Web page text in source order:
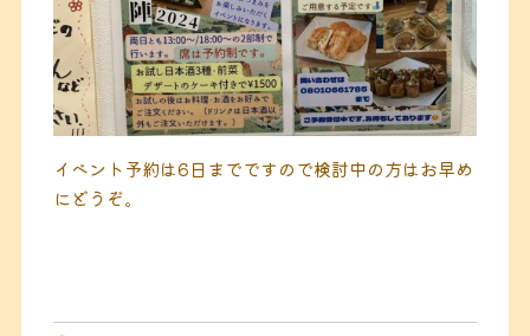
イベント予約は6日までですので検討中の方はお早め
にどうぞ。